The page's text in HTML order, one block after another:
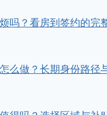
吗？看房到签约的完
么做？长期身份路径